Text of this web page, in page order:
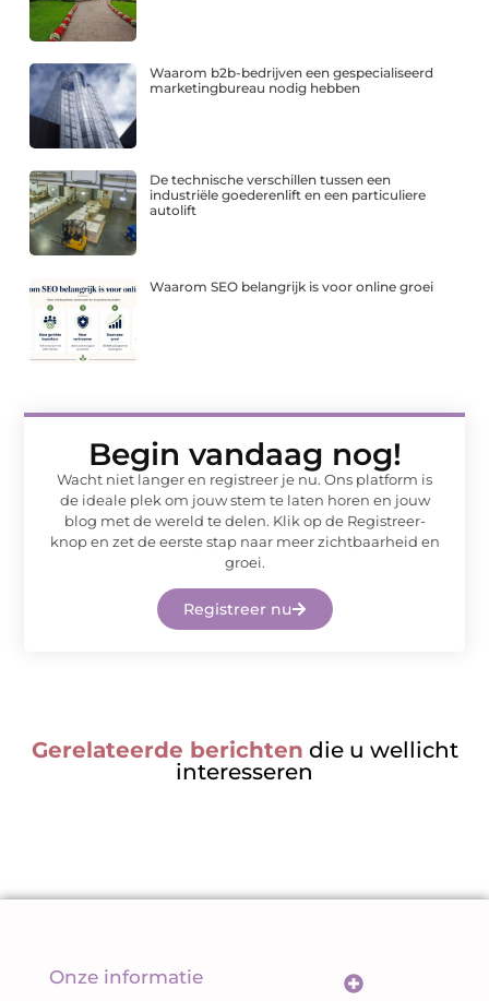
Waarom b2b-bedrijven een gespecialiseerd
marketingbureau nodig hebben
De technische verschillen tussen een
industriële goederenlift en een particuliere
autolift
Waarom SEO belangrijk is voor online groei
Begin vandaag nog!
Wacht niet langer en registreer je nu. Ons platform is
de ideale plek om jouw stem te laten horen en jouw
blog met de wereld te delen. Klik op de Registreer-
knop en zet de eerste stap naar meer zichtbaarheid en
groei.
Registreer nu
Gerelateerde berichten die u wellicht
interesseren
Onze informatie